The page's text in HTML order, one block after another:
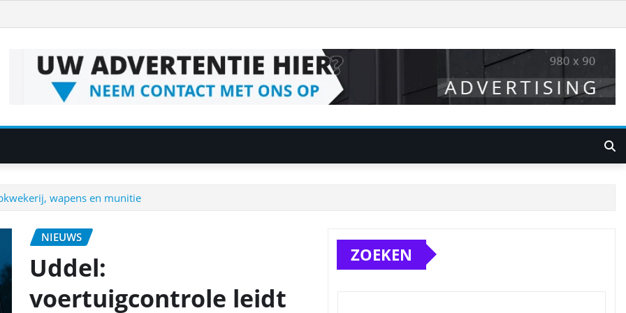
wapens en munitie
NIEUWS
Uddel:
voertuigcontrole leidt
ZOEKEN